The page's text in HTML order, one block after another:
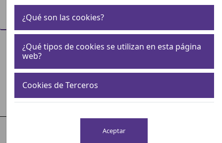
entradas
Buscar:
Título Año
Guía de bolsillo para profesionales
sanitarios. Abordaje de la fragilidad y riesgo
¿Qué son las cookies?
¿Qué tipos de cookies se utilizan en esta página
web?
Cookies de Terceros